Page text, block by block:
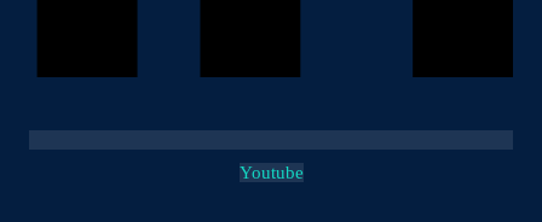
Youtube